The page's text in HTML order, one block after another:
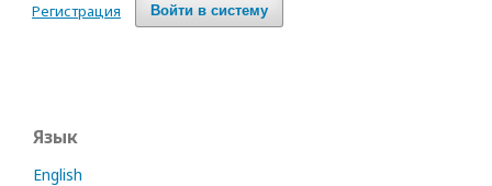
Войти в систему
Регистрация
Язык
English